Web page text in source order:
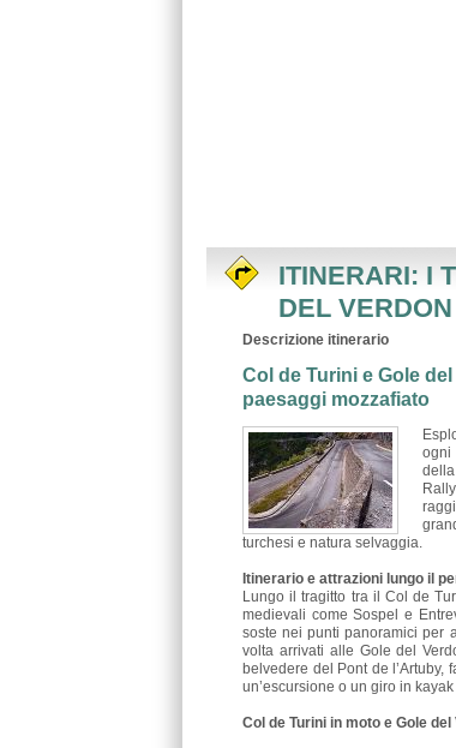
ITINERARI: I
DEL VERDON
Descrizione itinerario
Col de Turini e Gole
paesaggi mozzafiato
ogni
turchesi e natura selvaggia.
Itinerario e attrazioni lungo il
Lungo il tragitto tra il Col de
medievali come Sospel e
soste nei punti panoramici per
volta arrivati alle Gole del
belvedere del Pont de
un’escursione o un giro in
Col de Turini in moto e Gole